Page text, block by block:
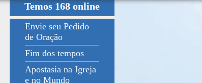
Temos 168 online
Envie seu Pedido
de Oração
Fim dos tempos
Apostasia na Igreja
e no Mundo